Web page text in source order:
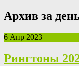
Архив за
6 Апр 2023
Рингтоны